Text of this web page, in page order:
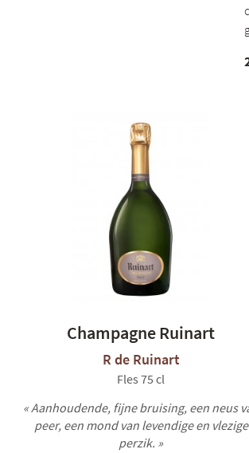
Champagne Ruinart
R de Ruinart
Fles 75 cl
« Aanhoudende, fijne bruising, een neus
peer, een mond van levendige en vlezige
perzik. »